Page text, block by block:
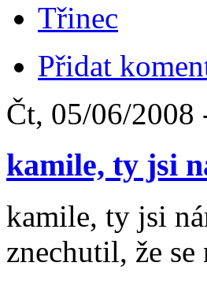
Třinec
Přidat
Čt, 05/06/2008
kamile, ty jsi
kamile, ty jsi
znechutil, že